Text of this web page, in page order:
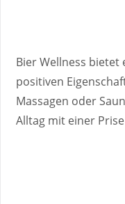
Bier Wellness bietet
positiven
Massagen oder
Alltag mit einer